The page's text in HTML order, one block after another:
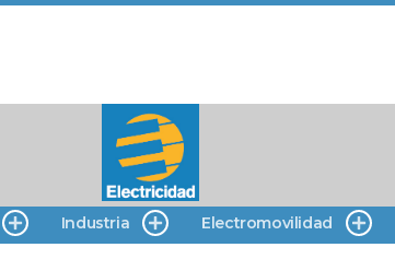
Industria Electromovilidad